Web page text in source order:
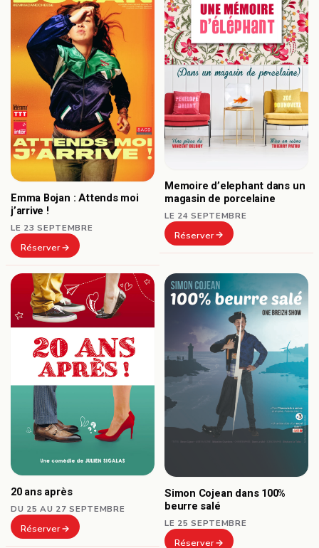
Emma Bojan : Attends moi
j’arrive !
LE 23 SEPTEMBRE
Réserver
Memoire d’elephant dans un
magasin de porcelaine
LE 24 SEPTEMBRE
Réserver
20 ans après
DU 25 AU 27 SEPTEMBRE
Réserver
Simon Cojean dans 100%
beurre salé
LE 25 SEPTEMBRE
Réserver